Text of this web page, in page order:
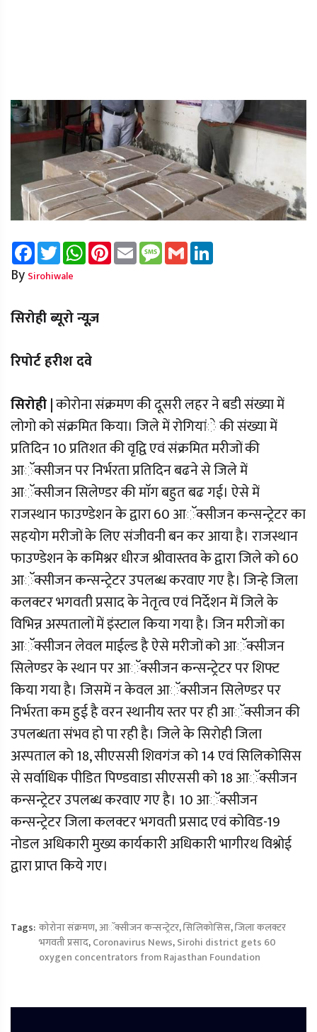
FacebookTwitterWhatsAppPinterest
Email Message
Gmail
By Sirohiwale
सिरोही ब्यूरो न्यूज़
रिपोर्ट हरीश दवे
सिरोही |कोरोना संक्रमण की दूसरी लहर ने बडी संख्या में
लोगो को संक्रमित किया। जिले में रोगियांे की संख्या में
प्रतिदिन 10 प्रतिशत की वृद्वि एवं संक्रमित मरीजों की
आॅक्सीजन पर निर्भरता प्रतिदिन बढने से जिले में
आॅक्सीजन सिलेण्डर की माॅग बहुत बढ गई। ऐसे में
राजस्थान फाउण्डेशन के द्वारा 60 आॅक्सीजन कन्सन्ट्रेटर का
सहयोग मरीजों के लिए संजीवनी बन कर आया है। राजस्थान
फाउण्डेशन के कमिश्नर धीरज श्रीवास्तव के द्वारा जिले को 60
आॅक्सीजन कन्सन्ट्रेटर उपलब्ध करवाए गए है। जिन्हे जिला
कलक्टर भगवती प्रसाद के नेतृत्व एवं निर्देशन में जिले के
विभिन्न अस्पतालों में इंस्टाल किया गया है। जिन मरीजों का
आॅक्सीजन लेवल माईल्ड है ऐसे मरीजों को आॅक्सीजन
सिलेण्डर के स्थान पर आॅक्सीजन कन्सन्ट्रेटर पर शिफ्ट
किया गया है। जिसमें न केवल आॅक्सीजन सिलेण्डर पर
निर्भरता कम हुई है वरन स्थानीय स्तर पर ही आॅक्सीजन की
उपलब्धता संभव हो पा रही है। जिले के सिरोही जिला
अस्पताल को 18, सीएससी शिवगंज को 14 एवं सिलिकोसिस
से सर्वाधिक पीडित पिण्डवाडा सीएससी को 18 आॅक्सीजन
कन्सन्ट्रेटर उपलब्ध करवाए गए है। 10 आॅक्सीजन
कन्सन्ट्रेटर जिला कलक्टर भगवती प्रसाद एवं कोविड-19
नोडल अधिकारी मुख्य कार्यकारी अधिकारी भागीरथ विश्नोई
द्वारा प्राप्त किये गए।
Tags: कोरोना संक्रमण,आॅक्सीजन कन्सन्ट्रेटर,सिलिकोसिस,जिला कलक्टर
भगवती प्रसाद,Coronavirus News,Sirohi district gets 60
oxygen concentrators from Rajasthan Foundation